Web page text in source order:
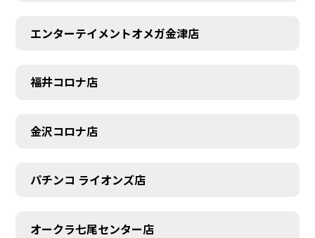
エンターテイメントオメガ金津店
福井コロナ店
金沢コロナ店
パチンコ ライオンズ店
オークラ七尾センター店